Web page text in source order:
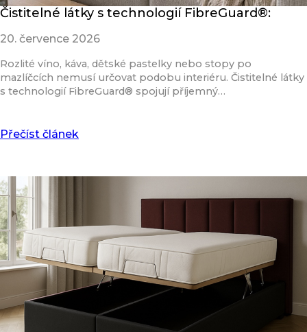
Čistitelné látky s technologií FibreGuard®:
20. července 2026
Rozlité víno, káva, dětské pastelky nebo stopy po
mazlíčcích nemusí určovat podobu interiéru. Čistitelné látky
s technologií FibreGuard® spojují příjemný…
Přečíst článek